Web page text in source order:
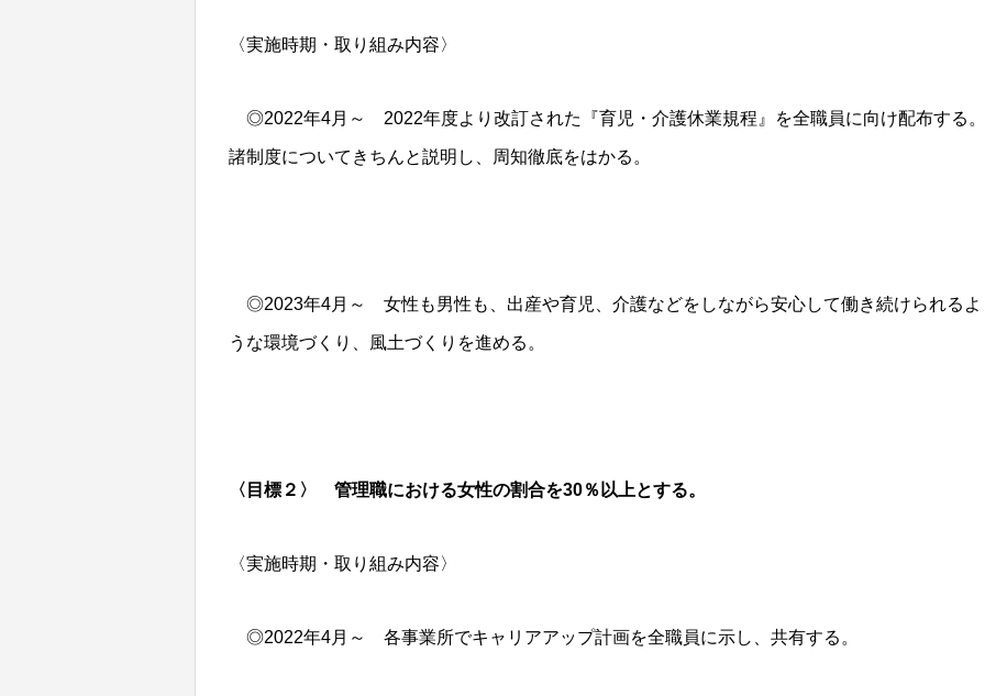
〈実施時期・取り組み内容〉
◎2022年4月～ 2022年度より改訂された『育児・介護休業規程』を全職員に向け配布する。
諸制度についてきちんと説明し、周知徹底をはかる。
◎2023年4月～ 女性も男性も、出産や育児、介護などをしながら安心して働き続けられるよ
うな環境づくり、風土づくりを進める。
〈目標２〉 管理職における女性の割合を30％以上とする。
〈実施時期・取り組み内容〉
◎2022年4月～ 各事業所でキャリアアップ計画を全職員に示し、共有する。